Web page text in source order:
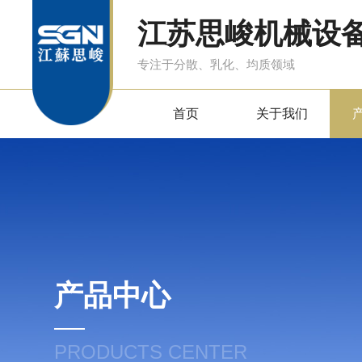
江苏思峻机械设
专注于分散、乳化、均质领域
首页 关于我们
产品中心
PRODUCTS CENTER